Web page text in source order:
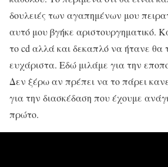
δουλειές των αγαπημένων μου
αυτό μου βγήκε αριστουργηματικό.
το cd αλλά και δεκαπλό να ήτανε θα
ευχάριστα. Εδώ μιλάμε για την
Δεν ξέρω αν πρέπει να το πάρει
για την διασκέδαση που έχουμε
πρώτο.